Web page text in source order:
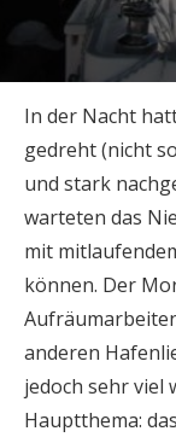
In der Nacht
gedreht (nicht
und stark
warteten das
mit
können. Der
anderen
jedoch sehr viel
Hauptthema: